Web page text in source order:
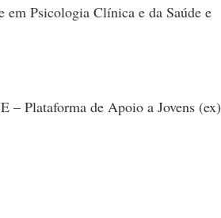
em Psicologia Clínica e da Saúde e
– Plataforma de Apoio a Jovens (ex)